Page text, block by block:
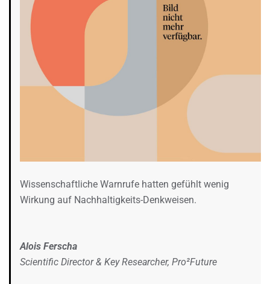
Wissenschaftliche Warnrufe hatten gefühlt wenig
Wirkung auf Nachhaltigkeits-Denkweisen.
Alois Ferscha
Scientific Director & Key Researcher, Pro²Future